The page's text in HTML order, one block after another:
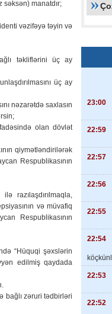
manatdır;
vəzifəyə təyin və
təkliflərini üç ay
üç ay
nəzarətdə saxlasın
olan dövlət
qiymətləndirilərək
Respublikasının
razılaşdırılmaqla,
və müvafiq
Respublikasının
“Hüquqi şəxslərin
edilmiş qaydada
bağlı zəruri tədbirləri
23:00
22:59
22:57
22:56
22:55
22:54
22:53
22:52